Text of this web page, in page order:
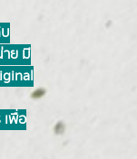
ย มี
พื่อ